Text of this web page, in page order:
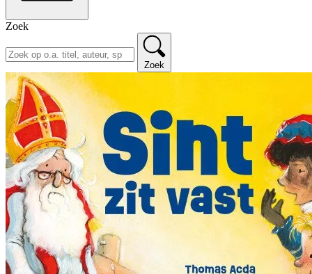
Zoek
Zoek